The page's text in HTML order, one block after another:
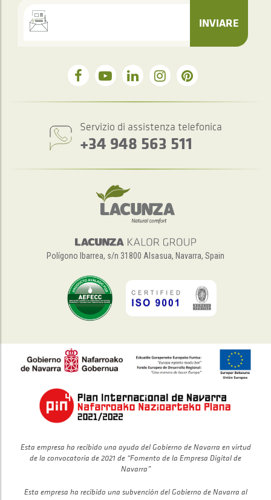
INVIARE
Servizio di assistenza telefonica
+34 948 563 511
Polígono Ibarrea, s/n 31800 Alsasua, Navarra, Spain
Esta empresa ha recibido una ayuda del Gobierno de Navarra en virtud
de la convocatoria de 2021 de “Fomento de la Empresa Digital de
Navarra”
Esta empresa ha recibido una subvención del Gobierno de Navarra al